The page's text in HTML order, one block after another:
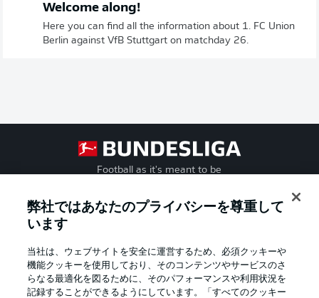
Welcome along!
Here you can find all the information about 1. FC Union
Berlin against VfB Stuttgart on matchday 26.
Football as it's meant to be
弊社ではあなたのプライバシーを尊重して
います
当社は、ウェブサイトを安全に運営するため、必須クッキーや
機能クッキーを使用しており、そのコンテンツやサービスのさ
らなる最適化を図るために、そのパフォーマンスや利用状況を
記録することができるようにしています。「すべてのクッキー